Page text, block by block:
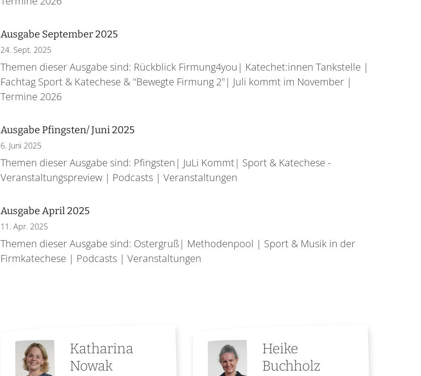
Ausgabe September 2025
24. Sept. 2025
Themen dieser Ausgabe sind: Rückblick Firmung4you| Katechet:innen Tankstelle |
Fachtag Sport & Katechese & "Bewegte Firmung 2"| Juli kommt im November |
Termine 2026
Ausgabe Pfingsten/ Juni 2025
6. Juni 2025
Themen dieser Ausgabe sind: Pfingsten| JuLi Kommt| Sport & Katechese -
Veranstaltungspreview | Podcasts | Veranstaltungen
Ausgabe April 2025
11. Apr. 2025
Themen dieser Ausgabe sind: Ostergruß| Methodenpool | Sport & Musik in der
Firmkatechese | Podcasts | Veranstaltungen
Katharina
Nowak
Heike
Buchholz